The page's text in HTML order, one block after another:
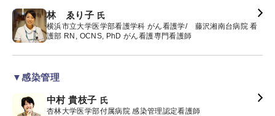
林 ゑり子 氏
横浜市立大学医学部看護学科 がん看護学/ 藤沢湘南台病院 看
護部 RN, OCNS, PhD がん看護専門看護師
▼感染管理
中村 貴枝子 氏
杏林大学医学部付属病院 感染管理認定看護師